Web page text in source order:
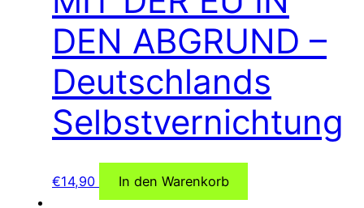
DEN ABGRUND –
Deutschlands
Selbstvernichtung
€14,90 In den Warenkorb